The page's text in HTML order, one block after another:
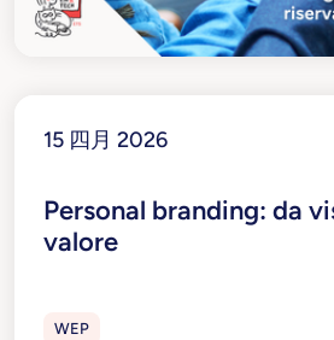
15 四月 2026
Personal branding: da
valore
WEP